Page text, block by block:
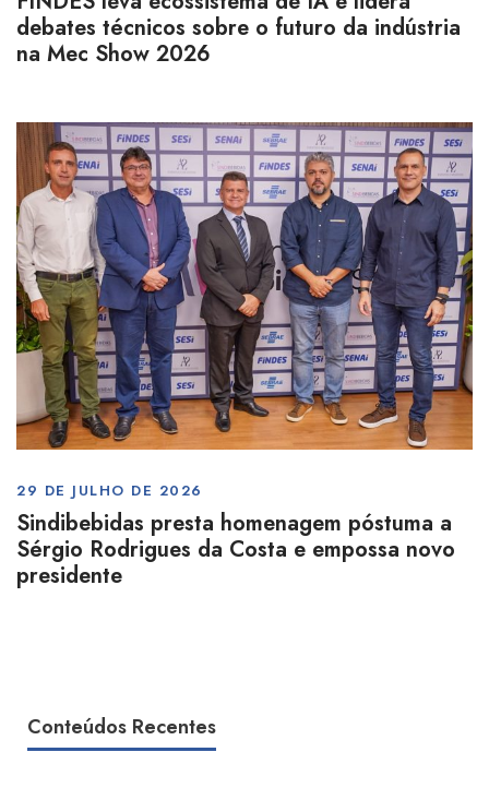
debates técnicos sobre o futuro da indústria
na Mec Show 2026
29 DE JULHO DE 2026
Sindibebidas presta homenagem póstuma a
Sérgio Rodrigues da Costa e empossa novo
presidente
Conteúdos Recentes